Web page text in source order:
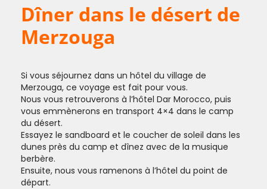
Dîner dans le désert de
Merzouga
Si vous séjournez dans un hôtel du village de
Merzouga, ce voyage est fait pour vous.
Nous vous retrouverons à l’hôtel Dar Morocco, puis
vous emmènerons en transport 4×4 dans le camp
du désert.
Essayez le sandboard et le coucher de soleil dans les
dunes près du camp et dînez avec de la musique
berbère.
Ensuite, nous vous ramenons à l’hôtel du point de
départ.